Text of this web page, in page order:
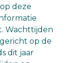
deze
Wachttijden
op de
dit jaar